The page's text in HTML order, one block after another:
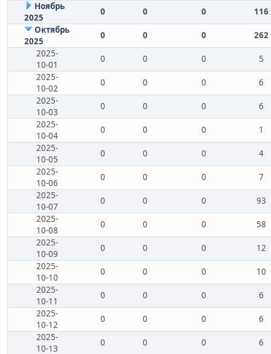
Ноябрь
2025
0 0 0
116
Октябрь
2025
0 0 0
262
2025-
10-01
0 0 0
5
2025-
10-02
0 0 0
6
2025-
10-03
0 0 0
6
2025-
10-04
0 0 0
1
2025-
10-05
0 0 0
4
2025-
10-06
0 0 0
7
2025-
10-07
0 0 0
93
2025-
10-08
0 0 0
58
2025-
10-09
0 0 0
12
2025-
10-10
0 0 0
10
2025-
10-11
0 0 0
6
2025-
10-12
0 0 0
6
2025-
10-13
0 0 0 6